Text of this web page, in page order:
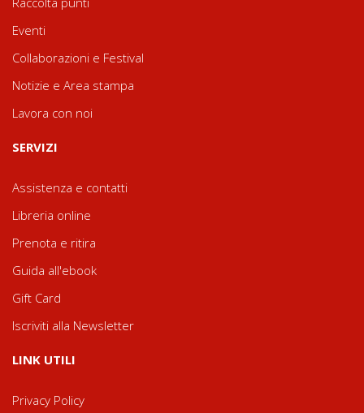
Eventi
Collaborazioni e Festival
Notizie e Area stampa
Lavora con noi
SERVIZI
Assistenza e contatti
Libreria online
Prenota e ritira
Guida all'ebook
Gift Card
Iscriviti alla Newsletter
LINK UTILI
Privacy Policy